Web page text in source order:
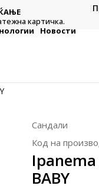
картичка.
Новости
Сандали
Код на
Ipanema
BABY